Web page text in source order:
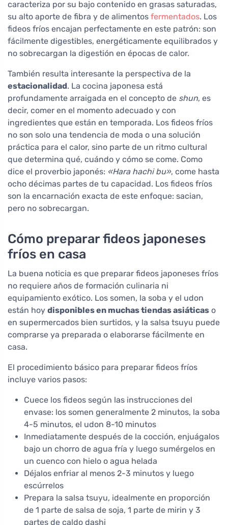
caracteriza por su bajo contenido en grasas saturadas,
su alto aporte de fibra y de alimentos fermentados. Los
fideos fríos encajan perfectamente en este patrón: son
fácilmente digestibles, energéticamente equilibrados y
no sobrecargan la digestión en épocas de calor.
También resulta interesante la perspectiva de la
estacionalidad. La cocina japonesa está
profundamente arraigada en el concepto de shun, es
decir, comer en el momento adecuado y con
ingredientes que están en temporada. Los fideos fríos
no son solo una tendencia de moda o una solución
práctica para el calor, sino parte de un ritmo cultural
que determina qué, cuándo y cómo se come. Como
dice el proverbio japonés: «Hara hachi bu», come hasta
ocho décimas partes de tu capacidad. Los fideos fríos
son la encarnación exacta de este enfoque: sacian,
pero no sobrecargan.
Cómo preparar fideos japoneses
fríos en casa
La buena noticia es que preparar fideos japoneses fríos
no requiere años de formación culinaria ni
equipamiento exótico. Los somen, la soba y el udon
están hoy disponibles en muchas tiendas asiáticas o
en supermercados bien surtidos, y la salsa tsuyu puede
comprarse ya preparada o elaborarse fácilmente en
casa.
El procedimiento básico para preparar fideos fríos
incluye varios pasos:
Cuece los fideos según las instrucciones del
envase: los somen generalmente 2 minutos, la soba
4-5 minutos, el udon 8-10 minutos
Inmediatamente después de la cocción, enjuágalos
bajo un chorro de agua fría y luego sumérgelos en
un cuenco con hielo o agua helada
Déjalos enfriar al menos 2-3 minutos y luego
escúrrelos
Prepara la salsa tsuyu, idealmente en proporción
de 1 parte de salsa de soja, 1 parte de mirin y 3
partes de caldo dashi